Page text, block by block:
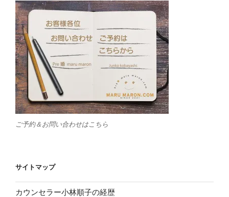
ご予約＆お問い合わせはこちら
サイトマップ
カウンセラー小林順子の経歴